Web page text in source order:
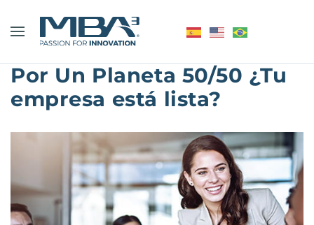
Por Un Planeta 50/50 ¿Tu
empresa está lista?